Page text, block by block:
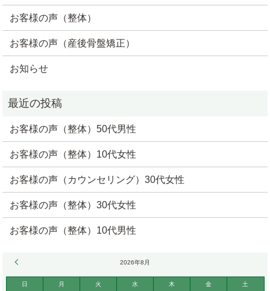
お客様の声（整体）
お客様の声（産後骨盤矯正）
お知らせ
お客様の声（整体）50代男性
お客様の声（整体）10代女性
お客様の声（カウンセリング）30代女性
お客様の声（整体）30代女性
お客様の声（整体）10代男性
2026年8月
日 月 火 水 木 金 土